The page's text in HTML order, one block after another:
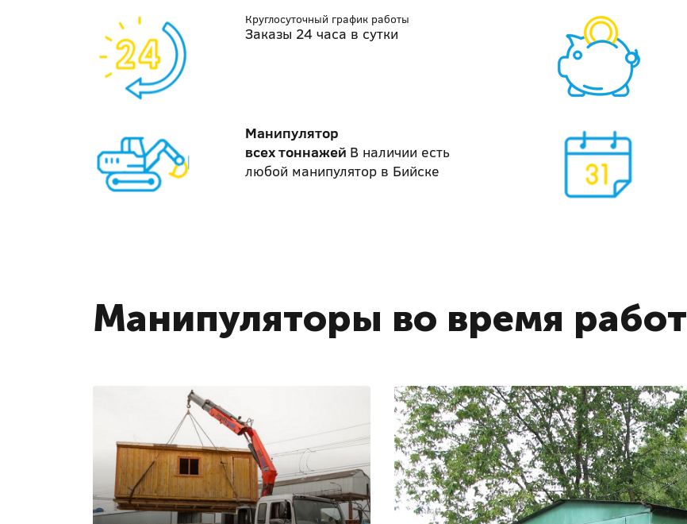
Круглосуточный график работы
Заказы 24 часа в сутки
Манипулятор
всех тоннажей В наличии есть
любой манипулятор в Бийске
Манипуляторы во время работ